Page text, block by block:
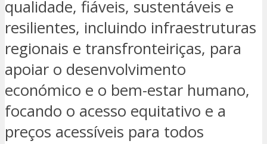
qualidade, fiáveis, sustentáveis e
resilientes, incluindo infraestruturas
regionais e transfronteiriças, para
apoiar o desenvolvimento
económico e o bem-estar humano,
focando o acesso equitativo e a
preços acessíveis para todos